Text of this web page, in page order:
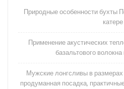
Природные особенности бухты
катере
Применение акустических
базальтового
Мужские лонгсливы в
продуманная посадка,